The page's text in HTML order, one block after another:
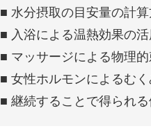
■ 水分摂取の目安量の計
■ 入浴による温熱効果の
■ マッサージによる物理
■ 女性ホルモンによるむ
■ 継続することで得られ